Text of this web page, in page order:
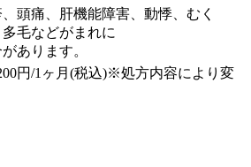
頭痛、肝機能障害、動悸、むく
毛などがまれに
あります。
円/1ヶ月(税込)※処方内容により変